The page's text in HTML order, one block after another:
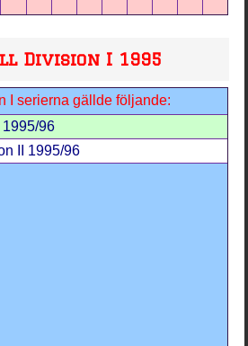
Division I 1995
I serierna gällde följande:
1995/96
II 1995/96